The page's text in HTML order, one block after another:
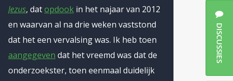
Jezus, datopdook in het najaar van 2012
en waarvan al na drie weken vaststond
dat het een vervalsing was. Ik heb toen
aangegeven dat het vreemd was dat de
onderzoekster, toen eenmaal duidelijk
DISCUSSIES